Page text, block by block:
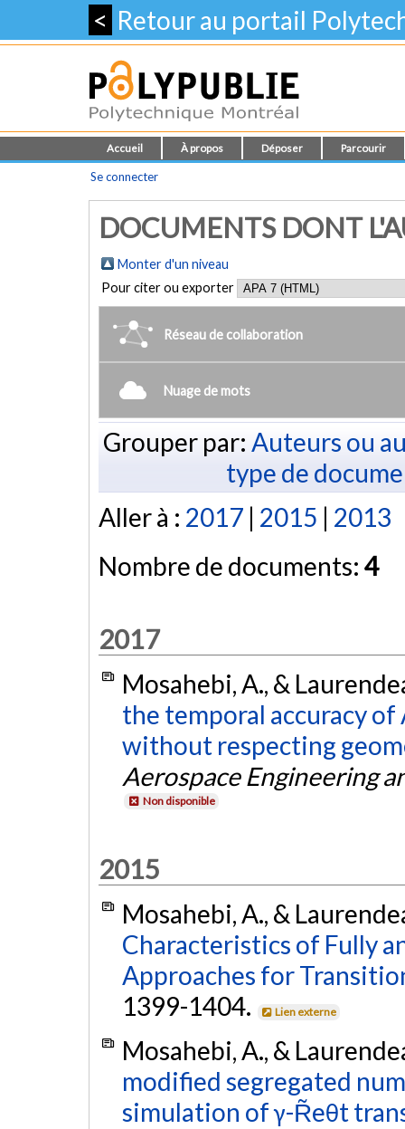
< Retour au portail
Accueil À propos Déposer Parcourir
Se connecter
DOCUMENTS DONT
Monter d'un niveau
Pour citer ou exporter
Réseau de collaboration
Nuage de mots
Grouper par: Auteurs ou
type de
Aller à : 2017 | 2015 | 2013
Nombre de documents: 4
2017
Mosahebi, A., &
the temporal accuracy of
without respecting
Aerospace Engineering
Non disponible
2015
Mosahebi, A., &
Characteristics of Fully
Approaches for
1399-1404.
Lien externe
Mosahebi, A., &
modified segregated
simulation of γ-R̃eθt